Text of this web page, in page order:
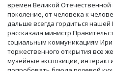
времен Великой
поколение, от человека к
дальше всегда гордиться
рассказала министр
социальным коммуникациям
торжественного открытия все
музейные экспозиции,